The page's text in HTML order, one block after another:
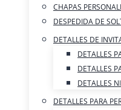
CHAPAS
DESPEDIDA DE
DETALLES DE
DETALLES
DETALLES
DETALLES
DETALLES PARA